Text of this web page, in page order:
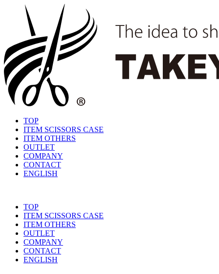
TOP
ITEM SCISSORS CASE
ITEM OTHERS
OUTLET
COMPANY
CONTACT
ENGLISH
TOP
ITEM SCISSORS CASE
ITEM OTHERS
OUTLET
COMPANY
CONTACT
ENGLISH